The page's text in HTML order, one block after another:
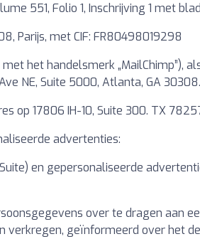
551, Folio 1, Inschrijving 1 met
Parijs, met CIF: FR80498019298
met het handelsmerk
NE, Suite 5000, Atlanta, GA 30308.
op 17806 IH-10, Suite 300. TX
advertenties:
en gepersonaliseerde
over te dragen aan
geïnformeerd over het